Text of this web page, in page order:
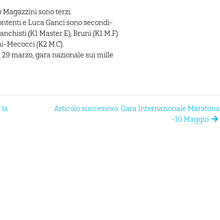
sono terzi.
e Luca Ganci sono secondi-
(K1 Master E), Bruni (K1 M.F)
Mecocci (K2 M.C).
29 marzo, gara nazionale sui mille
la
Articolo successivo: Gara Internazionale Maratona
-10 Maggio